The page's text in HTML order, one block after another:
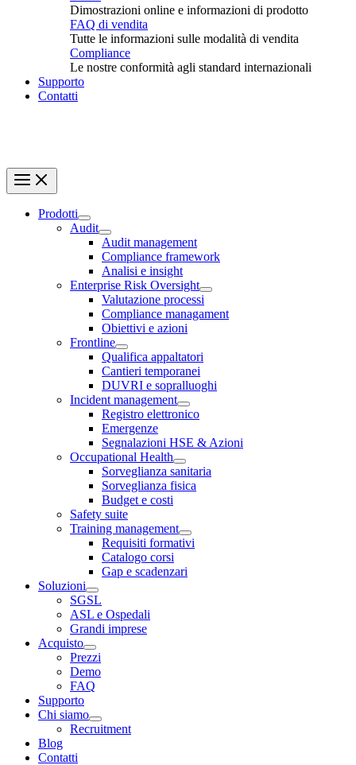
Dimostrazioni online e informazioni di prodotto
FAQ di vendita
Tutte le informazioni sulle modalità di vendita
Compliance
Le nostre conformità agli standard internazionali
Supporto
Contatti
Prodotti
Audit
Audit management
Compliance framework
Analisi e insight
Enterprise Risk Oversight
Valutazione processi
Compliance managament
Obiettivi e azioni
Frontline
Qualifica appaltatori
Cantieri temporanei
DUVRI e sopralluoghi
Incident management
Registro elettronico
Emergenze
Segnalazioni HSE & Azioni
Occupational Health
Sorveglianza sanitaria
Sorveglianza fisica
Budget e costi
Safety suite
Training management
Requisiti formativi
Catalogo corsi
Gap e scadenzari
Soluzioni
SGSL
ASL e Ospedali
Grandi imprese
Acquisto
Prezzi
Demo
FAQ
Supporto
Chi siamo
Recruitment
Blog
Contatti